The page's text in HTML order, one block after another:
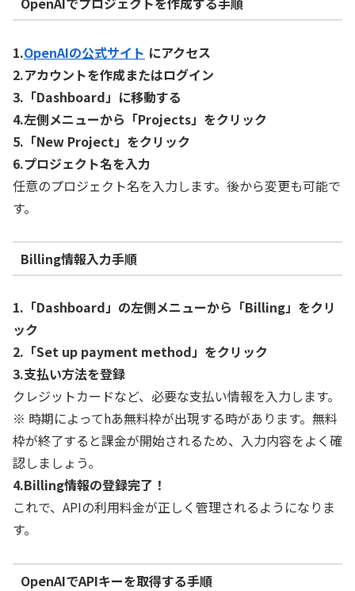
1.OpenAIの公式サイト にアクセス
2.アカウントを作成またはログイン
3.「Dashboard」に移動する
4.左側メニューから「Projects」をクリック
5.「New Project」をクリック
6.プロジェクト名を入力
任意のプロジェクト名を入力します。後から変更も可能で
す。
Billing情報入力手順
1.「Dashboard」の左側メニューから「Billing」をクリ
ック
2.「Set up payment method」をクリック
3.支払い方法を登録
クレジットカードなど、必要な支払い情報を入力します。
※ 時期によってhあ無料枠が出現する時があります。無料
枠が終了すると課金が開始されるため、入力内容をよく確
認しましょう。
4.Billing情報の登録完了！
これで、APIの利用料金が正しく管理されるようになりま
す。
OpenAIでAPIキーを取得する手順